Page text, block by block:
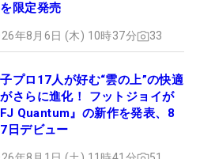
を限定発売
年8月6日 (木) 10時37分 33
プロ17人が好む“雲の上”の快適
さらに進化！ フットジョイが
FJ Quantum』の新作を発表、8
日デビュー